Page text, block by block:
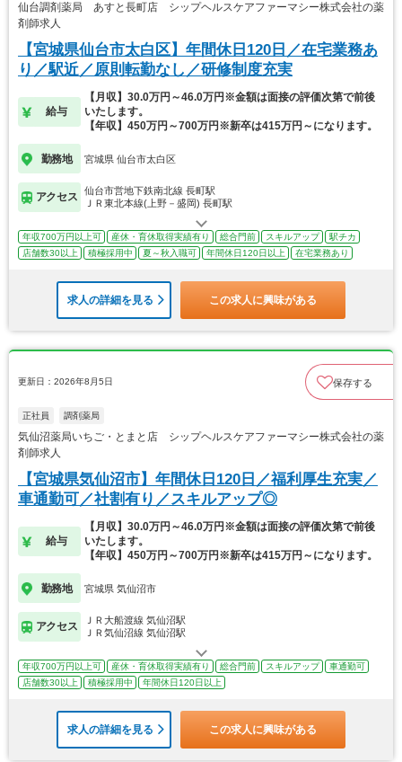
仙台調剤薬局 あすと長町店 シップヘルスケアファーマシー株式会社の薬
剤師求人
【宮城県仙台市太白区】年間休日120日／在宅業務あ
り／駅近／原則転勤なし／研修制度充実
給与
【月収】30.0万円～46.0万円※金額は面接の評価次第で前後
いたします。
【年収】450万円～700万円※新卒は415万円～になります。
勤務地 宮城県 仙台市太白区
アクセス
仙台市営地下鉄南北線 長町駅
ＪＲ東北本線(上野－盛岡) 長町駅
年収700万円以上可 産休・育休取得実績有り 総合門前 スキルアップ
駅チカ
店舗数30以上
積極採用中 夏～秋入職可 年間休日120日以上 在宅業務あり
求人の詳細を見る この求人に興味がある
更新日：2026年8月5日 保存する
正社員 調剤薬局
気仙沼薬局いちご・とまと店 シップヘルスケアファーマシー株式会社の薬
剤師求人
【宮城県気仙沼市】年間休日120日／福利厚生充実／
車通勤可／社割有り／スキルアップ◎
給与
【月収】30.0万円～46.0万円※金額は面接の評価次第で前後
いたします。
【年収】450万円～700万円※新卒は415万円～になります。
勤務地 宮城県 気仙沼市
アクセス
ＪＲ大船渡線 気仙沼駅
ＪＲ気仙沼線 気仙沼駅
年収700万円以上可 産休・育休取得実績有り 総合門前 スキルアップ
車通勤可
店舗数30以上
積極採用中 年間休日120日以上
求人の詳細を見る この求人に興味がある